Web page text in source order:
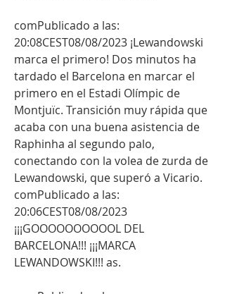
comPublicado a las:
20:08CEST08/08/2023 ¡Lewandowski
marca el primero! Dos minutos ha
tardado el Barcelona en marcar el
primero en el Estadi Olímpic de
Montjuïc. Transición muy rápida que
acaba con una buena asistencia de
Raphinha al segundo palo,
conectando con la volea de zurda de
Lewandowski, que superó a Vicario.
comPublicado a las:
20:06CEST08/08/2023
¡¡¡GOOOOOOOOOOL DEL
BARCELONA!!! ¡¡¡MARCA
LEWANDOWSKI!!! as.